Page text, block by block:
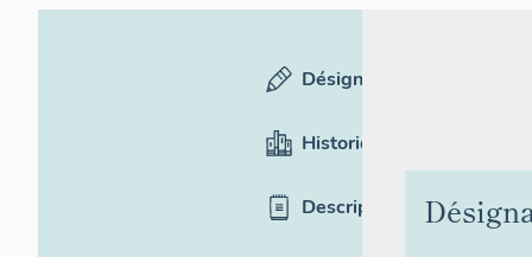
Désignation
Historique
Description